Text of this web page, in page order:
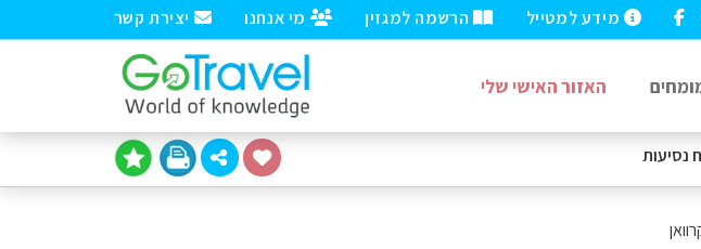
נסיעות
יצירת קשר מי אנחנו הרשמה למגזין מידע למטייל
האזור האישי שלי